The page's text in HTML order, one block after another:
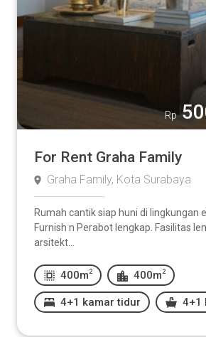
Rp
For Rent Graha Family
Graha Family, Kota Surabaya
Rumah cantik siap huni di lingkungan
Furnish n Perabot lengkap. Fasilitas
arsitekt...
400m 2 400m 2
4+1 kamar tidur 4+1